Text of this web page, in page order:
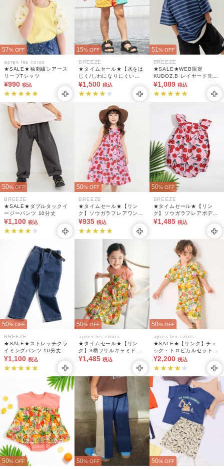
57% OFF
apres les cours
★SALE★袖刺繍シアース
リーブTシャツ
¥990 税込
15% OFF
BREEZE
★タイムセール★【水をは
じく/しわになりにくい】
水陸両用パンツ 4分丈_UV
カット/撥水加工
¥1,500 税込
51% OFF
BREEZE
★SALE★WEB限定
KUDOZ.B レイヤード先染
めボーダーTシャツ(ジュニ
ア対応)
¥1,089 税込
50% OFF
BREEZE
★SALE★ダブルタックイ
ージーパンツ 10分丈
¥1,100 税込
50% OFF
BREEZE
★タイムセール★【リン
ク】ソウガラフレアワンピ
ース
¥935 税込
50% OFF
BREEZE
★タイムセール★【リン
ク】ソウガラフレアボディ
オール
¥1,485 税込
50% OFF
BREEZE
★SALE★ストレッチクラ
イミングパンツ 10分丈
¥1,100 税込
50% OFF
apres les cours
★タイムセール★【リン
ク】3柄フリルキャミドッ
キングワンピース
¥1,485 税込
50% OFF
apres les cours
★SALE★【リンク】チェ
ック・トロピカルセットア
ップ 5分丈
¥2,200 税込
50% OFF 50% OFF 50% OFF